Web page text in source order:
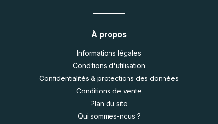
À propos
Informations légales
Conditions d'utilisation
Confidentialités & protections des données
Conditions de vente
Plan du site
Qui sommes-nous ?